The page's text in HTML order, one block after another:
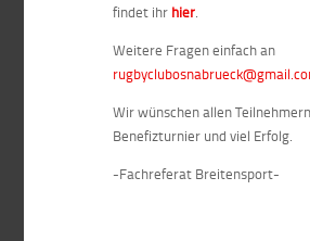
findet ihr hier.
Weitere Fragen einfach an
Wir wünschen allen
Benefizturnier und viel Erfolg.
-Fachreferat Breitensport-